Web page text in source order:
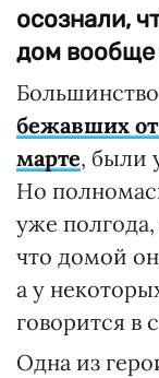
осознали,
дом вообще
бежавших
марте, были
Но
уже
что домой
а у
говорится в
Одна из